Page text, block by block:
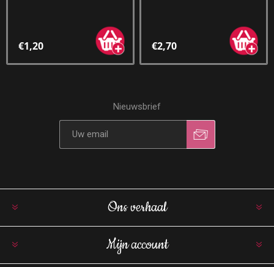
€1,20 €2,70
Nieuwsbrief
Ons verhaal
Mijn account